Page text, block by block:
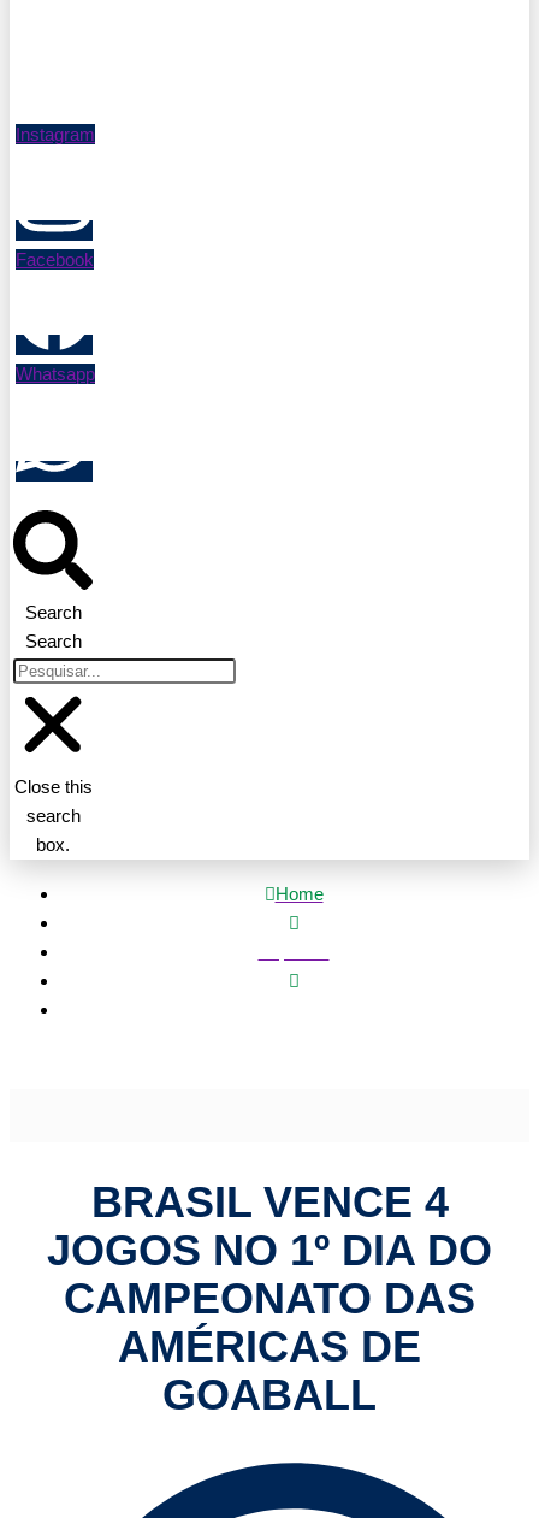
Instagram
Facebook
Whatsapp
Search
Search
Close this
search
box.
Home
BRASIL VENCE 4
JOGOS NO 1º DIA DO
CAMPEONATO DAS
AMÉRICAS DE
GOABALL